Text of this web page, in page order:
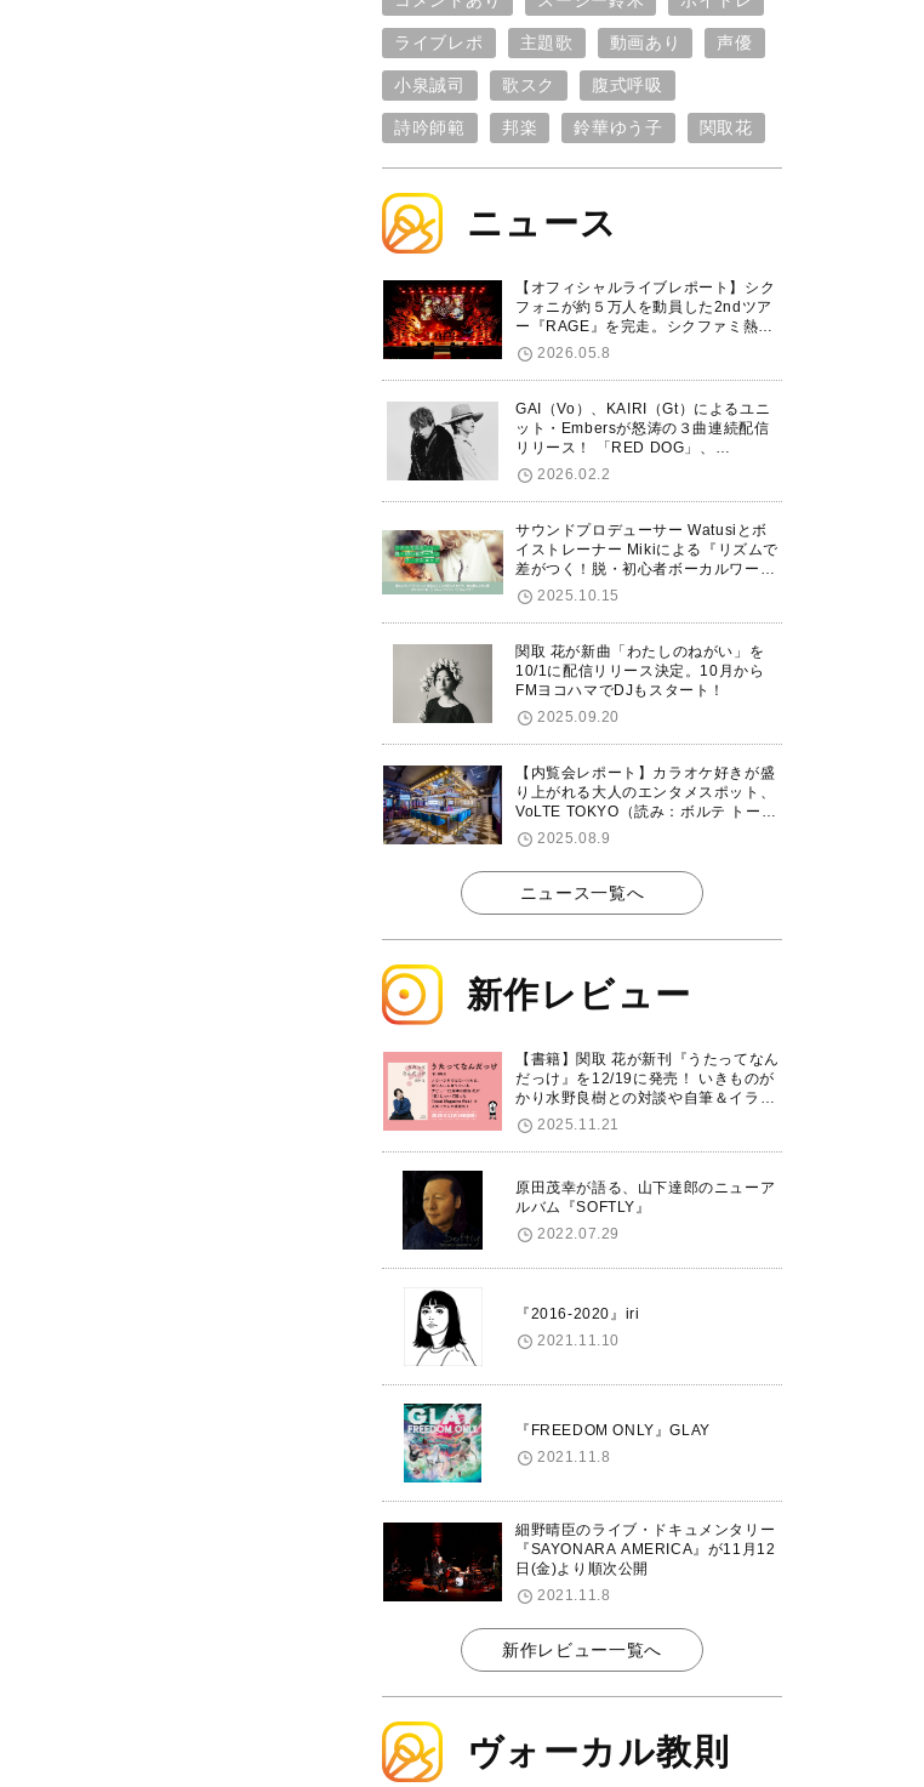
ライブレポ 主題歌 動画あり 声優
小泉誠司 歌スク 腹式呼吸
詩吟師範 邦楽 鈴華ゆう子 関取花
ニュース
【オフィシャルライブレポート】シク
フォニが約５万人を動員した2ndツア
ー『RAGE』を完走。シクファミ熱狂
のKアリーナ横浜ファイナル公演の模
様をお届け！
2026.05.8
GAI（Vo）、KAIRI（Gt）によるユニ
ット・Embersが怒涛の３曲連続配信
リリース！ 「RED DOG」、
「Untitled Hero」に続き、5thシング
ル「De-Marionette」のリリースを発
表！
2026.02.2
サウンドプロデューサー Watusiとボ
イストレーナー Mikiによる『リズムで
差がつく！脱・初心者ボーカルワーク
ショップ』が12/7に渋谷で開催！
2025.10.15
関取 花が新曲「わたしのねがい」を
10/1に配信リリース決定。10月から
FMヨコハマでDJもスタート！
2025.09.20
【内覧会レポート】カラオケ好きが盛
り上がれる大人のエンタメスポット、
VoLTE TOKYO（読み：ボルテ トーキ
ョー）が東京・品川に8/8グランドオ
ープン！
2025.08.9
ニュース一覧へ
新作レビュー
【書籍】関取 花が新刊『うたってなん
だっけ』を12/19に発売！ いきものが
かり水野良樹との対談や自筆＆イラス
トで綴る自分史も掲載。さらに自身の
誕生日12/18に渋谷で出版記念イベン
トを開催！
2025.11.21
原田茂幸が語る、山下達郎のニューア
ルバム『SOFTLY』
2022.07.29
『2016-2020』iri
2021.11.10
『FREEDOM ONLY』GLAY
2021.11.8
細野晴臣のライブ・ドキュメンタリー
『SAYONARA AMERICA』が11月12
日(金)より順次公開
2021.11.8
新作レビュー一覧へ
ヴォーカル教則